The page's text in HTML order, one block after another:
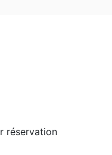
réservation